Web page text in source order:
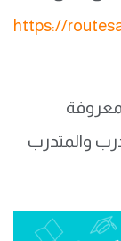
https://
والمتدرب